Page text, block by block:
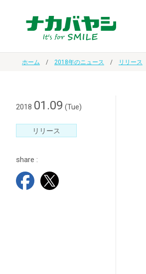
プリンタ用紙
オーダー手帳・ノベルティ制作
IR情報
ホーム 2018年のニュース リリース
2018 01.09 (Tue)
リリース
share :